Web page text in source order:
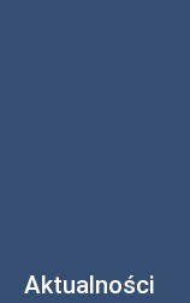
Aktualności